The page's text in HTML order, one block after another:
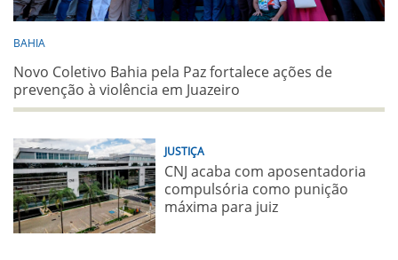
BAHIA
Novo Coletivo Bahia pela Paz fortalece ações de
prevenção à violência em Juazeiro
JUSTIÇA
CNJ acaba com aposentadoria
compulsória como punição
máxima para juiz